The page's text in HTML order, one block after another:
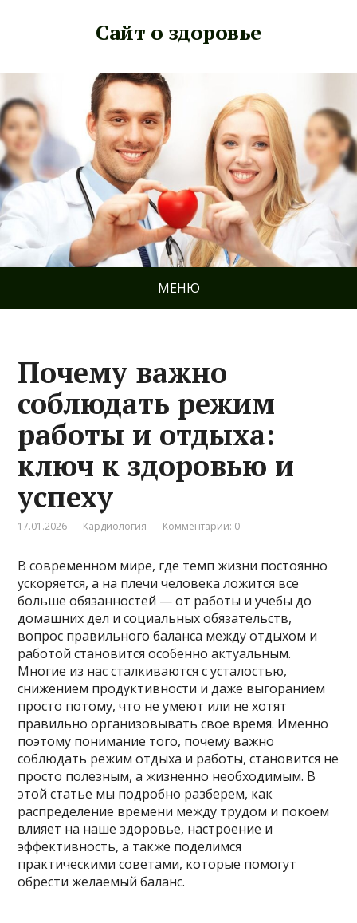
Сайт о здоровье
МЕНЮ
Почему важно
соблюдать режим
работы и отдыха:
ключ к здоровью и
успеху
17.01.2026 Кардиология Комментарии: 0
В современном мире, где темп жизни постоянно
ускоряется, а на плечи человека ложится все
больше обязанностей — от работы и учебы до
домашних дел и социальных обязательств,
вопрос правильного баланса между отдыхом и
работой становится особенно актуальным.
Многие из нас сталкиваются с усталостью,
снижением продуктивности и даже выгоранием
просто потому, что не умеют или не хотят
правильно организовывать свое время. Именно
поэтому понимание того, почему важно
соблюдать режим отдыха и работы, становится не
просто полезным, а жизненно необходимым. В
этой статье мы подробно разберем, как
распределение времени между трудом и покоем
влияет на наше здоровье, настроение и
эффективность, а также поделимся
практическими советами, которые помогут
обрести желаемый баланс.